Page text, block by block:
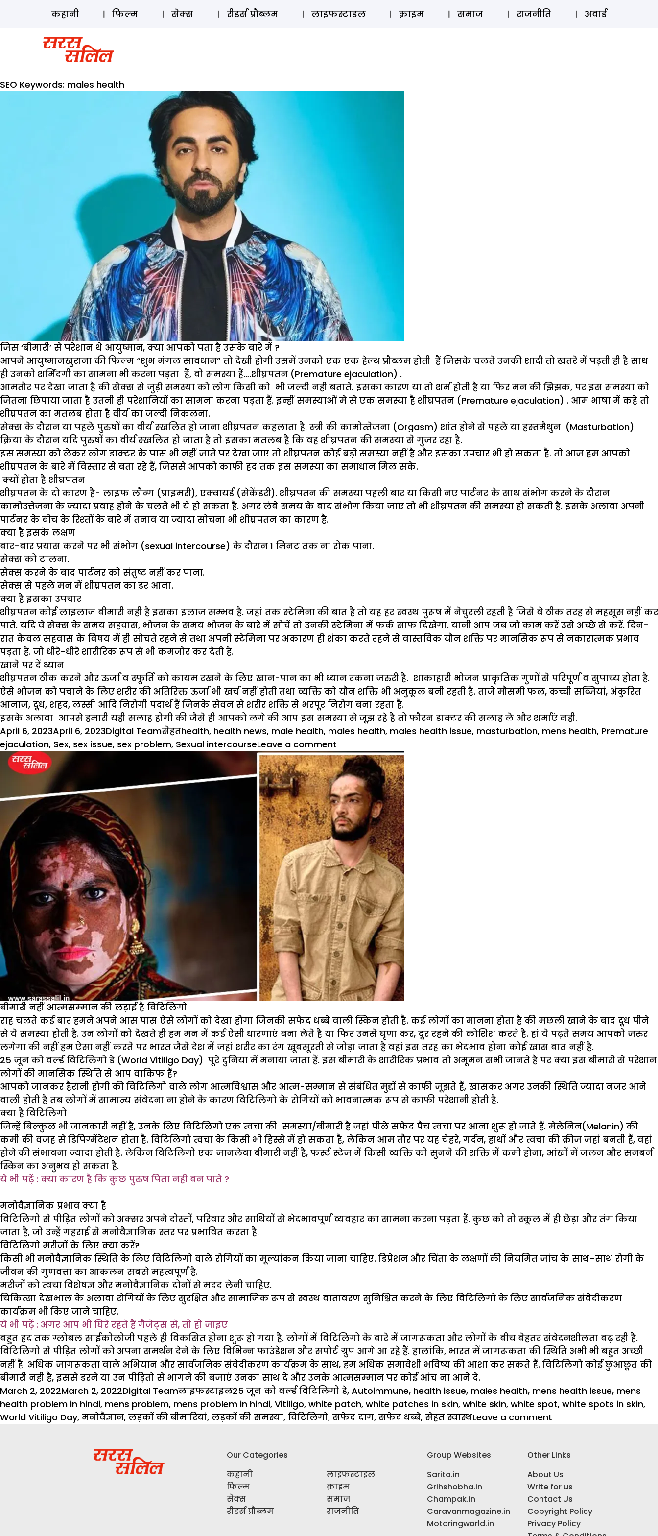
ऑडियो स्टोरी लॉग इन ⚲ SUBSCRIBE
कहानी फिल्म सेक्स रीडर्स प्रौब्लम लाइफस्टाइल क्राइम समाज राजनीति अवार्ड
SEO Keywords: males health
जिस ‘बीमारी’ से परेशान थे आयुष्मान, क्या आपको पता है उसके बारे में ?
आपने आयुष्मानखुराना की फिल्म “शुभ मंगल सावधान” तो देखी होगी उसमें उनको एक एक हेल्थ प्रौब्लम होती हैं जिसके चलते उनकी शादी तो खतरे में पड़ती ही है साथ
ही उनको शर्मिंदगी का सामना भी करना पड़ता हैं, वो समस्या हैं….शीघ्रपतन (Premature ejaculation) .
आमतौर पर देखा जाता है की सेक्स से जुड़ी समस्या को लोग किसी को भी जल्दी नही बताते. इसका कारण या तो शर्म होती है या फिर मन की झिझक, पर इस समस्या को
जितना छिपाया जाता है उतनी ही परेशानियों का सामना करना पड़ता हैं. इन्हीं समस्याओं मे से एक समस्या है शीघ्रपतन (Premature ejaculation) . आम भाषा में कहे तो
शीघ्रपतन का मतलब होता है वीर्य का जल्दी निकलना.
सेक्स के दौरान या पहले पुरुषों का वीर्य स्‍खलित हो जाना शीघ्रपतन कहलाता है. स्‍त्री की कामोत्‍तेजना (Orgasm) शांत होने से पहले या हस्‍तमैथुन (Masturbation)
क्रिया के दौरान यदि पुरुषों का वीर्य स्‍खलित हो जाता है तो इसका मतलब है कि वह शीघ्रपतन की समस्‍या से गुजर रहा है.
इस समस्या को लेकर लोग डाक्टर के पास भी नहीं जाते पर देखा जाए तो शीघ्रपतन कोई बड़ी समस्या नहीं है और इसका उपचार भी हो सकता है. तो आज हम आपको
शीघ्रपतन के बारे में विस्‍तार से बता रहे हैं, जिससे आपको काफी हद तक इस समस्‍या का समाधान मिल सके.
क्यों होता है शीघ्रपतन
शीघ्रपतन के दो कारण है- लाइफ लौन्ग (प्राइमरी), एक्वायर्ड (सेकेंडरी). शीघ्रपतन की समस्‍या पहली बार या किसी नए पार्टनर के साथ संभोग करने के दौरान
कामोउत्तेजना के ज्यादा प्रवाह होने के चलते भी ये हो सकता है. अगर लंबे समय के बाद संभोग किया जाए तो भी शीघ्रपतन की समस्‍या हो सकती है. इसके अलावा अपनी
पार्टनर के बीच के रिश्‍तों के बारे में तनाव या ज्‍यादा सोचना भी शीघ्रपतन का कारण है.
क्या है इसके लक्षण
बार-बार प्रयास करने पर भी संभोग (sexual intercourse) के दौरान 1 मिनट तक ना रोक पाना.
सेक्स को टालना.
सेक्स करने के बाद पार्टनर को संतुष्ट नहीं कर पाना.
सेक्स से पहले मन में शीघ्रपतन का डर आना.
क्या है इसका उपचार
शीघ्रपतन कोई लाइलाज बीमारी नही है इसका इलाज सम्भव है. जहां तक स्‍टेमिना की बात है तो यह हर स्वस्थ पुरूष में नेचुरली रहती है जिसे वे ठीक तरह से महसूस नहीं कर
पाते. यदि वे सेक्स के समय सहवास, भोजन के समय भोजन के बारे में सोचें तो उनकी स्‍टेमिना में फर्क साफ दिखेगा. यानी आप जब जो काम करें उसे अच्छे से करें. दिन-
रात केवल सहवास के विषय में ही सोचते रहने से तथा अपनी स्‍टेमिना पर अकारण ही शंका करते रहने से वास्तविक यौन शक्ति पर मानसिक रूप से नकारात्मक प्रभाव
पड़ता है. जो धीरे-धीरे शारीरिक रूप से भी कमजोर कर देती है.
खाने पर दें ध्यान
शीघ्रपतन ठीक करने और ऊर्जा व स्फूर्ति को कायम रखने के लिए खान-पान का भी ध्यान रकना जरुरी है. शाकाहारी भोजन प्राकृतिक गुणों से परिपूर्ण व सुपाच्य होता है.
ऐसे भोजन को पचाने के लिए शरीर की अतिरिक्त ऊर्जा भी खर्च नहीं होती तथा व्यक्ति को यौन शक्ति भी अनुकूल बनी रहती है. ताजे मौसमी फल, कच्ची सब्जियां, अंकुरित
आनाज, दूध, शहद, लस्सी आदि निरोगी पदार्थ हैं जिनके सेवन से शरीर शक्ति से भरपूर निरोग बना रहता है.
इसके अलावा आपसे हमारी यही सलाह होगी की जैसे ही आपको लगे की आप इस समस्या से जूझ रहे है तो फौरन डाक्टर की सलाह ले और शर्माएं नही.
Posted
on
April 6, 2023April 6, 2023Author
Digital TeamCategories
सेहतTags
health, health news, male health, males health, males health issue, masturbation, mens health, Premature
ejaculation, Sex, sex issue, sex problem, Sexual intercourseLeave a comment
जिस
‘बीमारी’
से
परेशान
थे
आयुष्मान,
क्या
आपको
पता
है
उसके
बारे
में
?
बीमारी नहीं आत्मसम्मान की लड़ाई है विटिलिगो
राह चलते कई बार हमने अपने आस पास ऐसे लोगों को देखा होगा जिनकी सफेद धब्बे वाली स्किन होती है. कई लोगों का मानना होता है की मछली खाने के बाद दूध पीने
से ये समस्या होती है. उन लोगों को देखते ही हम मन में कई ऐसी धारणाएं बना लेते है या फिर उनसे घृणा कर, दूर रहने की कोशिश करते है. हां ये पढ़ते समय आपको जरुर
लगेगा की नहीं हम ऐसा नहीं करते पर भारत जैसे देश में जहां शरीर का रंग खूबसूरती से जोड़ा जाता है वहां इस तरह का भेदभाव होना कोई खास बात नहीं है.
25 जून को वर्ल्‍ड विटिलिगो डे (World Vitiligo Day) पूरे दुनिया में मनाया जाता हैं. इस बीमारी के शारीरिक प्रभाव तो अमूमन सभी जानते है पर क्या इस बीमारी से परेशान
लोगों की मानसिक स्थिति से आप वाकिफ हैं?
आपको जानकर हैरानी होगी की विटिलिगो वाले लोग आत्मविश्वास और आत्म-सम्मान से संबंधित मुद्दों से काफी जूझते हैं, खासकर अगर उनकी स्थिति ज्यादा नजर आने
वाली होती है तब लोगों में सामान्य संवेदना ना होने के कारण विटिलिगो के रोगियों को भावनात्मक रूप से काफी परेशानी होती है.
क्या है विटिलिगो
जिन्हें बिल्कुल भी जानकारी नहीं है, उनके लिए विटिलिगो एक त्वचा की समस्या/बीमारी है जहां पीले सफेद पैच त्वचा पर आना शुरू हो जाते हैं. मेलेनिन(Melanin) की
कमी की वजह से डिपिग्मेंटेशन होता है. विटिलिगो त्वचा के किसी भी हिस्से में हो सकता है, लेकिन आम तौर पर यह चेहरे, गर्दन, हाथों और त्वचा की क्रीज जहां बनती हैं, वहां
होने की संभावना ज्यादा होती है. लेकिन विटिलिगो एक जानलेवा बीमारी नहीं है, फर्स्ट स्टेज में किसी व्यक्ति को सुनने की शक्ति में कमी होना, आंखों में जलन और सनबर्न
स्किन का अनुभव हो सकता है.
ये भी पढ़ें : क्या कारण है कि कुछ पुरुष पिता नही बन पाते ?
मनोवैज्ञानिक प्रभाव क्या है
विटिलिगो से पीड़ित लोगों को अक्सर अपने दोस्तों, परिवार और साथियों से भेदभावपूर्ण व्यवहार का सामना करना पड़ता हैं. कुछ को तो स्कूल में ही छेड़ा और तंग किया
जाता है, जो उन्हें गहराई से मनोवैज्ञानिक स्तर पर प्रभावित करता है.
विटिलिगो मरीजों के लिए क्या करें?
किसी भी मनोवैज्ञानिक स्थिति के लिए विटिलिगो वाले रोगियों का मूल्यांकन किया जाना चाहिए. डिप्रेशन और चिंता के लक्षणों की नियमित जांच के साथ-साथ रोगी के
जीवन की गुणवत्ता का आकलन सबसे महत्वपूर्ण है.
मरीजों को त्वचा विशेषज्ञ और मनोवैज्ञानिक दोनों से मदद लेनी चाहिए.
चिकित्सा देखभाल के अलावा रोगियों के लिए सुरक्षित और सामाजिक रूप से स्वस्थ वातावरण सुनिश्चित करने के लिए विटिलिगो के लिए सार्वजनिक संवेदीकरण
कार्यक्रम भी किए जाने चाहिए.
ये भी पढ़ें : अगर आप भी घिरे रहते हैं गैजेट्स से, तो हो जाइए
बहुत हद तक ग्लोबल साईकोलोजी पहले ही विकसित होना शुरू हो गया है. लोगों में विटिलिगो के बारे में जागरूकता और लोगों के बीच बेहतर संवेदनशीलता बढ़ रही है.
विटिलिगो से पीड़ित लोगों को अपना समर्थन देने के लिए विभिन्न फाउंडेशन और सपोर्ट ग्रुप आगे आ रहे हैं. हालांकि, भारत में जागरूकता की स्थिति अभी भी बहुत अच्छी
नहीं है. अधिक जागरूकता वाले अभियान और सार्वजनिक संवेदीकरण कार्यक्रम के साथ, हम अधिक समावेशी भविष्य की आशा कर सकते हैं. विटिलिगो कोई छुआछूत की
बीमारी नही है, इससे डरने या उन पीड़ितो से भागने की बजाएं उनका साथ दे और उनके आत्मसम्मान पर कोई आंच ना आने दे.
Posted
on
March 2, 2022March 2, 2022Author
Digital TeamCategories
लाइफस्टाइलTags
25 जून को वर्ल्‍ड विटिलिगो डे, Autoimmune, health issue, males health, mens health issue, mens
health problem in hindi, mens problem, mens problem in hindi, Vitiligo, white patch, white patches in skin, white skin, white spot, white spots in skin,
World Vitiligo Day, मनोवैज्ञान, लड़कों की बीमारियां, लड़कों की समस्या, विटिलिगो, सफेद दाग, सफेद धब्बे, सेहत स्वास्थLeave a comment
आत्मसम्मान
की
लड़ाई
है
विटिलिगो
Our Categories
कहानी
फिल्म
सेक्स
रीडर्स प्रौब्लम
लाइफस्टाइल
क्राइम
समाज
राजनीति
Group Websites
Sarita.in
Grihshobha.in
Champak.in
Caravanmagazine.in
Motoringworld.in
Other Links
About Us
Write for us
Contact Us
Copyright Policy
Privacy Policy